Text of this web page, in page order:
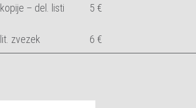
kopije – del. listi
lit. zvezek
5 €
6 €